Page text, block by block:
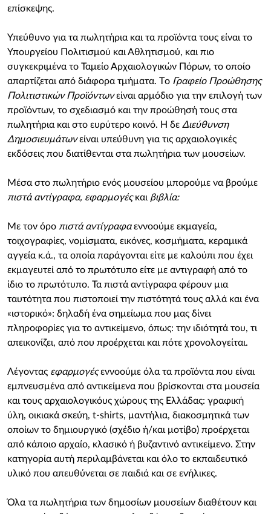
επίσκεψης.
Υπεύθυνο για τα πωλητήρια και τα προϊόντα τους είναι το
Υπουργείου Πολιτισμού και Αθλητισμού, και πιο
συγκεκριμένα το Ταμείο Αρχαιολογικών Πόρων, το οποίο
απαρτίζεται από διάφορα τμήματα. Tο Γραφείο Προώθησης
Πολιτιστικών Προϊόντωνείναι αρμόδιο για την επιλογή των
πρoϊόντων, το σχεδιασμό και την προώθησή τους στα
πωλητήρια και στο ευρύτερο κοινό. Η δε Διεύθυνση
Δημοσιευμάτωνείναι υπεύθυνη για τις αρχαιολογικές
εκδόσεις που διατίθενται στα πωλητήρια των μουσείων.
Μέσα στο πωλητήριο ενός μουσείου μπορούμε να βρούμε
πιστά αντίγραφα, εφαρμογέςκαι βιβλία:
Με τον όρο πιστά αντίγραφαεννοούμε εκμαγεία,
τοιχογραφίες, νομίσματα, εικόνες, κοσμήματα, κεραμικά
αγγεία κ.ά., τα οποία παράγονται είτε με καλούπι που έχει
εκμαγευτεί από το πρωτότυπο είτε με αντιγραφή από το
ίδιο το πρωτότυπο. Τα πιστά αντίγραφα φέρουν μια
ταυτότητα που πιστοποιεί την πιστότητά τους αλλά και ένα
«ιστορικό»: δηλαδή ένα σημείωμα που μας δίνει
πληροφορίες για το αντικείμενο, όπως: την ιδιότητά του, τι
απεικονίζει, από που προέρχεται και πότε χρονολογείται.
Λέγοντας εφαρμογέςεννοούμε όλα τα προϊόντα που είναι
εμπνευσμένα από αντικείμενα που βρίσκονται στα μουσεία
και τους αρχαιολογικόυς χώρους της Ελλάδας: γραφική
ύλη, οικιακά σκεύη, t-shirts, μαντήλια, διακοσμητικά των
οποίων το δημιουργικό (σχέδιο ή/και μοτίβο) προέρχεται
από κάποιο αρχαίο, κλασικό ή βυζαντινό αντικείμενο. Στην
κατηγορία αυτή περιλαμβάνεται και όλο το εκπαιδευτικό
υλικό που απευθύνεται σε παιδιά και σε ενήλικες.
Όλα τα πωλητήρια των δημοσίων μουσείων διαθέτουν και